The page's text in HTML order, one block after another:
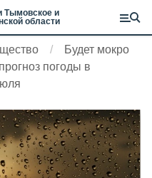
Тымовское и
области
Будет мокро
погоды в